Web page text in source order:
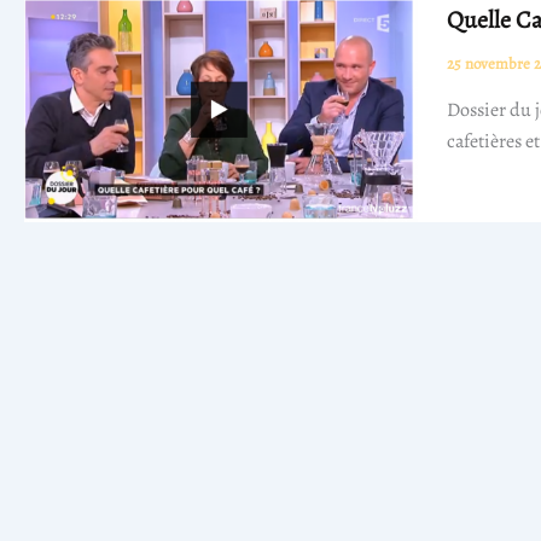
Quelle
25 novembre
Dossier du
cafetières